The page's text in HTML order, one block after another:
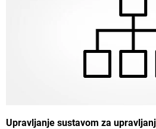
Upravljanje sustavom za